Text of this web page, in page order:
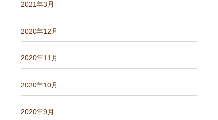
2021年3月
2020年12月
2020年11月
2020年10月
2020年9月